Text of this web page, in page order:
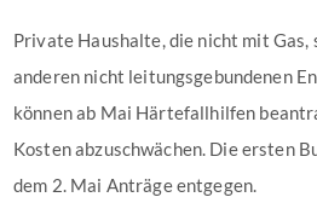
Private Haushalte, die nicht mit Gas,
anderen nicht leitungsgebundenen
können ab Mai Härtefallhilfen
Kosten abzuschwächen. Die ersten
dem 2. Mai Anträge entgegen.